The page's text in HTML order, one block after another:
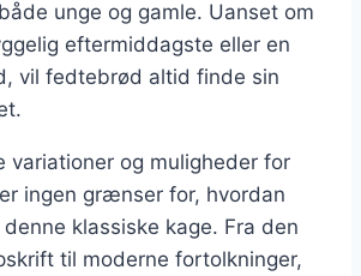
unge og gamle. Uanset om
eftermiddagste eller en
vil fedtebrød altid finde sin
variationer og muligheder for
ingen grænser for, hvordan
klassiske kage. Fra den
til moderne fortolkninger,